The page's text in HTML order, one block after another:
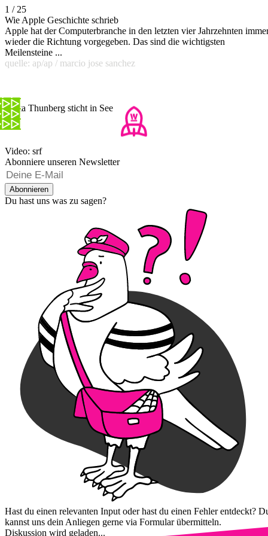
1 / 25
Wie Apple Geschichte schrieb
Apple hat der Computerbranche in den letzten vier Jahrzehnten
wieder die Richtung vorgegeben. Das sind die wichtigsten
Meilensteine ...
quelle: ap/ap / marcio jose sanchez
Greta Thunberg sticht in See
Video: srf
Abonniere unseren Newsletter
Abonnieren
Du hast uns was zu sagen?
Hast du einen relevanten Input oder hast du einen Fehler entdeckt?
kannst uns dein Anliegen gerne via Formular übermitteln.
Diskussion wird geladen...